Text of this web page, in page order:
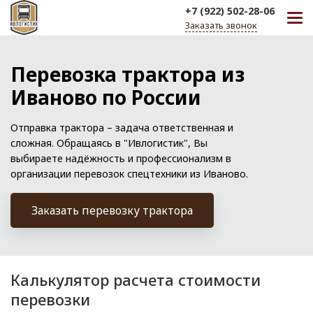
+7 (922) 502-28-06
Заказать звонок
Перевозка трактора из
Иваново по России
Отправка трактора – задача ответственная и
сложная. Обращаясь в "Ивлогистик", Вы
выбираете надёжность и профессионализм в
организации перевозок спецтехники из Иваново.
Заказать перевозку трактора
Калькулятор расчета стоимости
перевозки